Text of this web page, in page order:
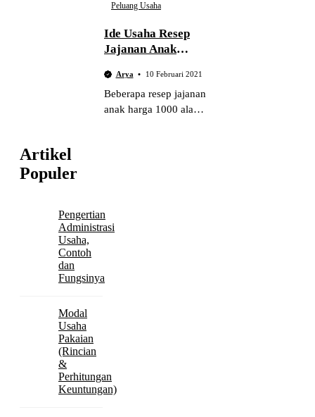
Peluang Usaha
Ide Usaha Resep
Jajanan Anak
Arya 10 Februari 2021
Beberapa resep jajanan
anak harga 1000 ala
Artikel
Populer
Pengertian
Administrasi
Usaha,
Contoh
dan
Fungsinya
Modal
Usaha
Pakaian
(Rincian
&
Perhitungan
Keuntungan)